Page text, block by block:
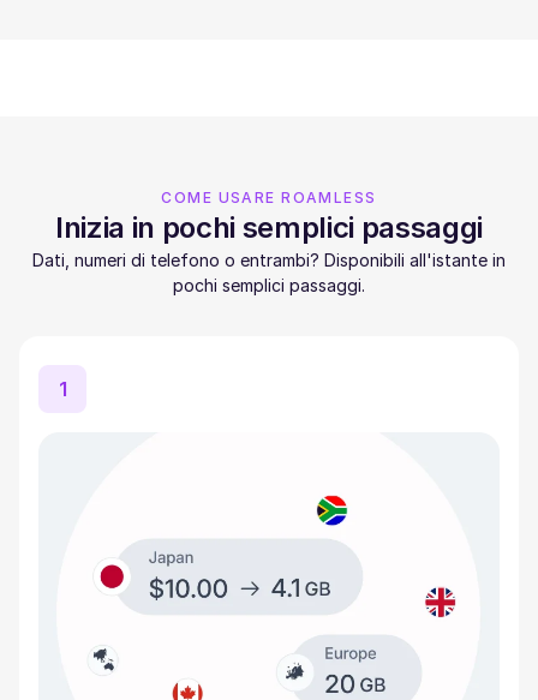
COME USARE ROAMLESS
Inizia in pochi semplici passaggi
Dati, numeri di telefono o entrambi? Disponibili all'istante in
pochi semplici passaggi.
1